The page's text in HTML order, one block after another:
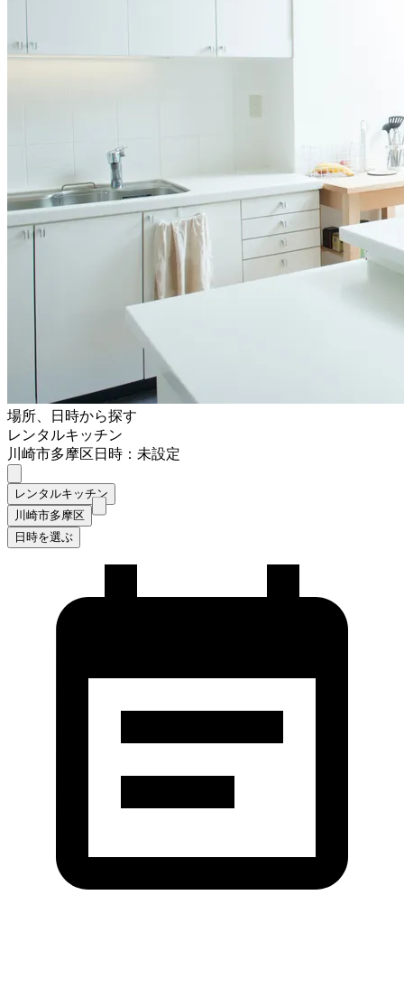
場所、日時から探す
レンタルキッチン
川崎市多摩区日時：未設定
レンタルキッチン
川崎市多摩区
日時を選ぶ